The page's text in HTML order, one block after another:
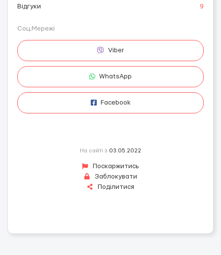
Відгуки
9
Соц.Мережі
Viber
WhatsApp
Facebook
На сайті з 03.05.2022
Поскаржитись
Заблокувати
Поділитися